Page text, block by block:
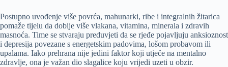
Postupno uvođenje više povrća, mahunarki, ribe i integralnih žitarica
pomaže tijelu da dobije više vlakana, vitamina, minerala i zdravih
masnoća. Time se stvaraju preduvjeti da se rjeđe pojavljuju anksioznost
i depresija povezane s energetskim padovima, lošom probavom ili
upalama. Iako prehrana nije jedini faktor koji utječe na mentalno
zdravlje, ona je važan dio slagalice koju vrijedi uzeti u obzir.